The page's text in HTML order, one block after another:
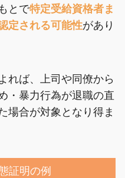
とで特定受給資格者ま
定される可能性があり
れば、上司や同僚から
・暴力行為が退職の直
場合が対象となり得ま
証明の例